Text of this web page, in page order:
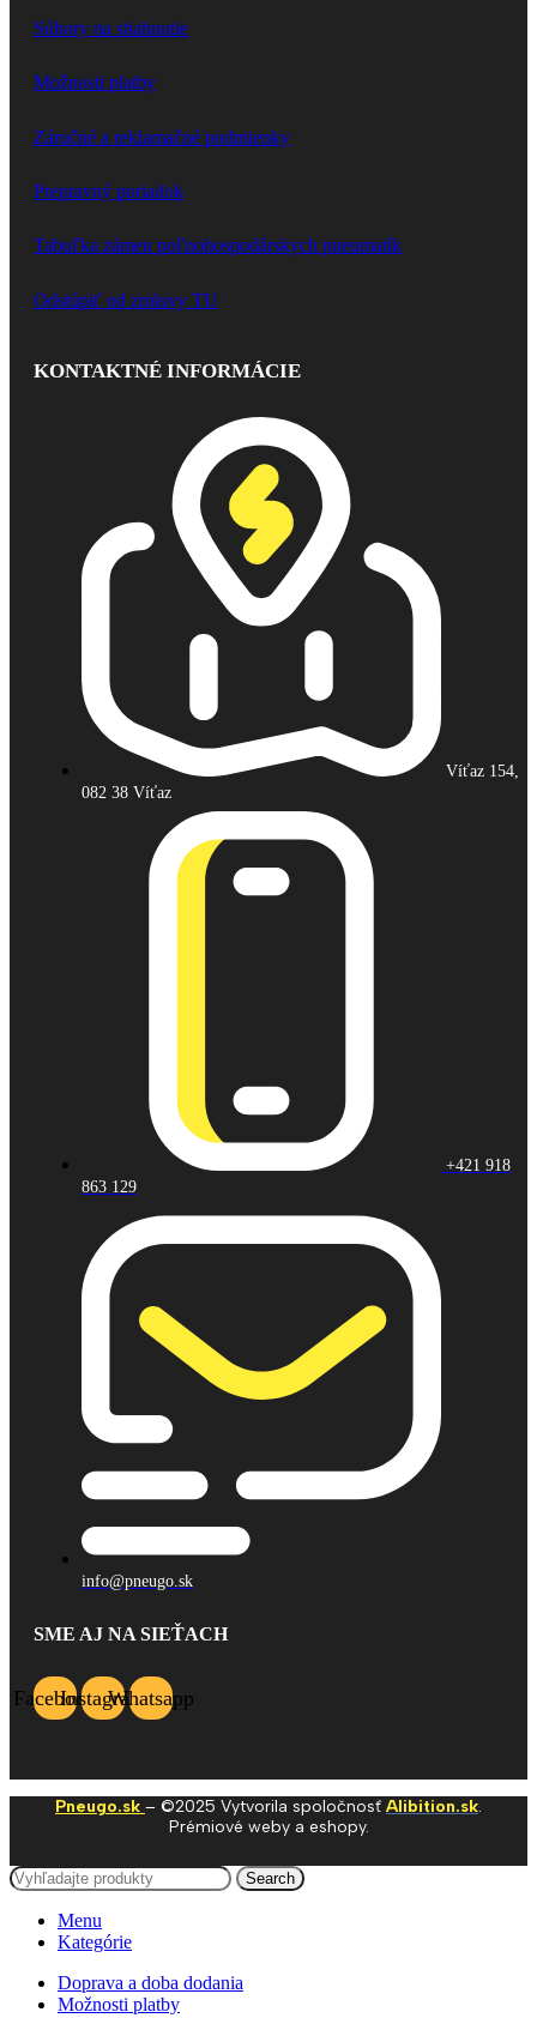
Súbory na stiahnutie
Možnosti platby
Záručné a reklamačné podmienky
Prepravný poriadok
Tabuľka zámen poľnohospodárskych pneumatík
Odstúpiť od zmluvy TU
KONTAKTNÉ INFORMÁCIE
Víťaz 154,
082 38 Víťaz
+421 918
863 129
info@pneugo.sk
SME AJ NA SIEŤACH
FacebookInstagramWhatsapp
Pneugo.sk – ©2025 Vytvorila spoločnosť Alibition.sk.
Prémiové weby a eshopy.
Search
Menu
Kategórie
Doprava a doba dodania
Možnosti platby